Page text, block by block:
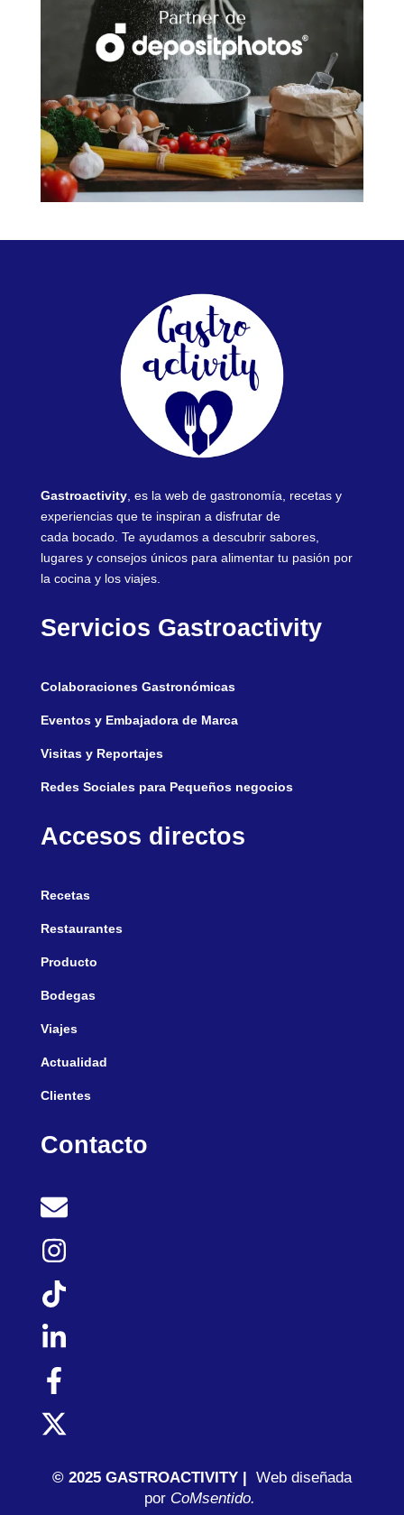
Gastroactivity, es la web de gastronomía, recetas y
experiencias que te inspiran a disfrutar de
cada bocado. Te ayudamos a descubrir sabores,
lugares y consejos únicos para alimentar tu pasión por
la cocina y los viajes.
Servicios Gastroactivity
Colaboraciones Gastronómicas
Eventos y Embajadora de Marca
Visitas y Reportajes
Redes Sociales para Pequeños negocios
Accesos directos
Recetas
Restaurantes
Producto
Bodegas
Viajes
Actualidad
Clientes
Contacto
© 2025 GASTROACTIVITY | Web diseñada
porCoMsentido.